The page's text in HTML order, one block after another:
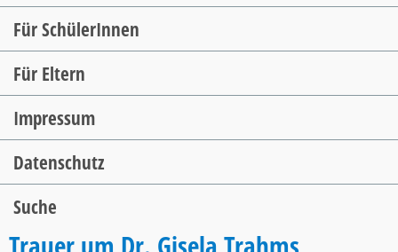
Für SchülerInnen
Für Eltern
Impressum
Datenschutz
Suche